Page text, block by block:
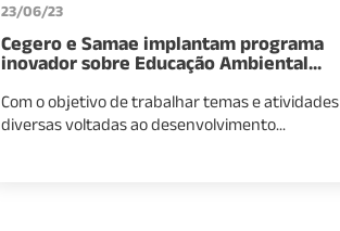
23/06/23
Cegero e Samae implantam programa
inovador sobre Educação Ambiental...
Com o objetivo de trabalhar temas e atividades
diversas voltadas ao desenvolvimento...